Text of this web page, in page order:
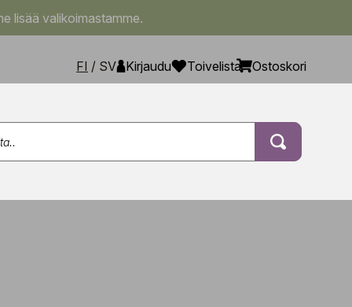
lisää valikoimastamme.
FI / SV Kirjaudu Toivelista Ostoskori